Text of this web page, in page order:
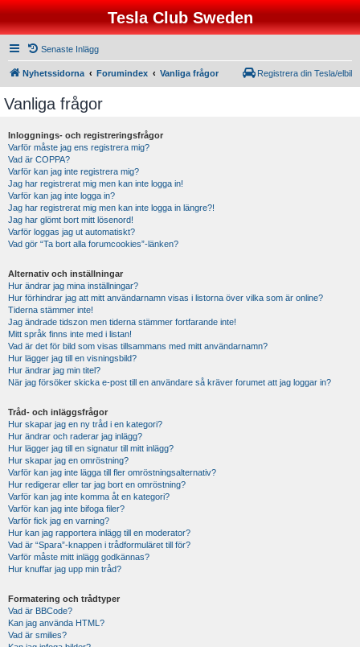
Tesla Club Sweden
Senaste Inlägg
Nyhetssidorna Forumindex Vanliga frågor Registrera din Tesla/elbil
Vanliga frågor
Inloggnings- och registreringsfrågor
Varför måste jag ens registrera mig?
Vad är COPPA?
Varför kan jag inte registrera mig?
Jag har registrerat mig men kan inte logga in!
Varför kan jag inte logga in?
Jag har registrerat mig men kan inte logga in längre?!
Jag har glömt bort mitt lösenord!
Varför loggas jag ut automatiskt?
Vad gör “Ta bort alla forumcookies”-länken?
Alternativ och inställningar
Hur ändrar jag mina inställningar?
Hur förhindrar jag att mitt användarnamn visas i listorna över vilka som är online?
Tiderna stämmer inte!
Jag ändrade tidszon men tiderna stämmer fortfarande inte!
Mitt språk finns inte med i listan!
Vad är det för bild som visas tillsammans med mitt användarnamn?
Hur lägger jag till en visningsbild?
Hur ändrar jag min titel?
När jag försöker skicka e-post till en användare så kräver forumet att jag loggar in?
Tråd- och inläggsfrågor
Hur skapar jag en ny tråd i en kategori?
Hur ändrar och raderar jag inlägg?
Hur lägger jag till en signatur till mitt inlägg?
Hur skapar jag en omröstning?
Varför kan jag inte lägga till fler omröstningsalternativ?
Hur redigerar eller tar jag bort en omröstning?
Varför kan jag inte komma åt en kategori?
Varför kan jag inte bifoga filer?
Varför fick jag en varning?
Hur kan jag rapportera inlägg till en moderator?
Vad är “Spara”-knappen i trådformuläret till för?
Varför måste mitt inlägg godkännas?
Hur knuffar jag upp min tråd?
Formatering och trådtyper
Vad är BBCode?
Kan jag använda HTML?
Vad är smilies?